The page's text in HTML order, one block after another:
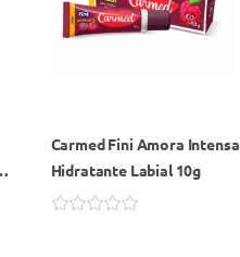
Carmed Fini Amora Intensa
Hidratante Labial 10g